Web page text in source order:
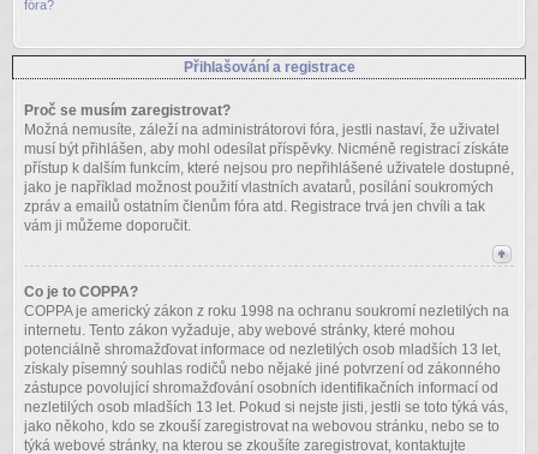
fóra?
Přihlašování a registrace
Proč se musím zaregistrovat?
Možná nemusíte, záleží na administrátorovi fóra, jestli nastaví, že uživatel
musí být přihlášen, aby mohl odesílat příspěvky. Nicméně registrací získáte
přístup k dalším funkcím, které nejsou pro nepřihlášené uživatele dostupné,
jako je například možnost použití vlastních avatarů, posílání soukromých
zpráv a emailů ostatním členům fóra atd. Registrace trvá jen chvíli a tak
vám ji můžeme doporučit.
Co je to COPPA?
COPPA je americký zákon z roku 1998 na ochranu soukromí nezletilých na
internetu. Tento zákon vyžaduje, aby webové stránky, které mohou
potenciálně shromažďovat informace od nezletilých osob mladších 13 let,
získaly písemný souhlas rodičů nebo nějaké jiné potvrzení od zákonného
zástupce povolující shromažďování osobních identifikačních informací od
nezletilých osob mladších 13 let. Pokud si nejste jisti, jestli se toto týká vás,
jako někoho, kdo se zkouší zaregistrovat na webovou stránku, nebo se to
týká webové stránky, na kterou se zkoušíte zaregistrovat, kontaktujte